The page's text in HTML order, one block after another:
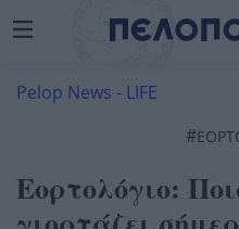
Pelop News - LIFE
#
Εορτολόγιο: